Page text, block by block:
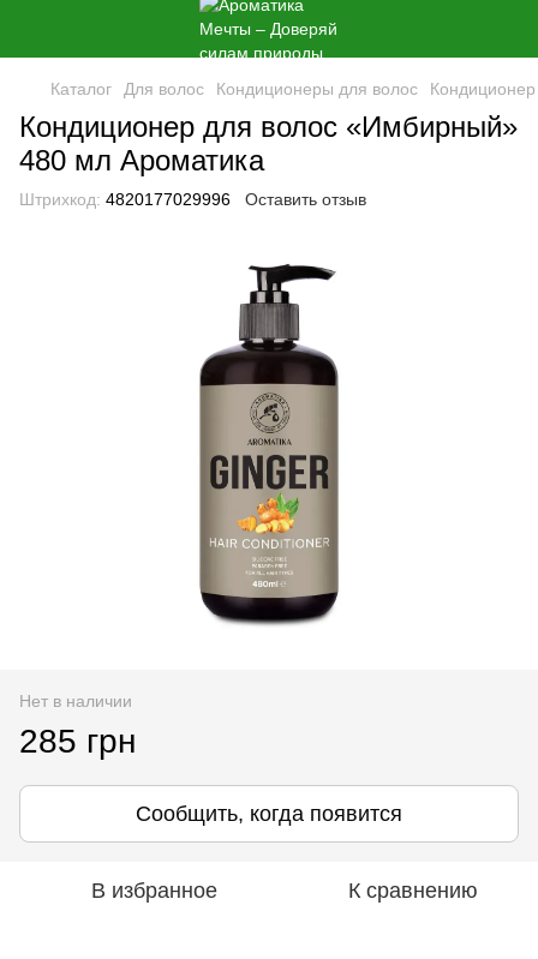
Каталог Для волос Кондиционеры для волос
Кондиционер для волос «Имбирный»
480 мл Ароматика
Штрихкод: 4820177029996 Оставить отзыв
Нет в наличии
285 грн
Сообщить, когда появится
В избранное К сравнению